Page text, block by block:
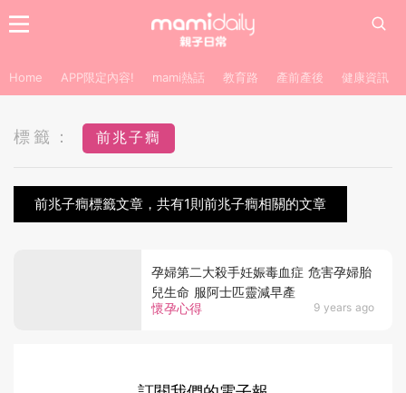
Home APP限定內容! mami熱話 教育路 產前產後 健康資訊
標籤： 前兆子癎
前兆子癎標籤文章，共有1則前兆子癎相關的文章
懷孕心得 9 years ago
孕婦第二大殺手妊娠毒血症 危害孕婦胎
兒生命 服阿士匹靈減早產